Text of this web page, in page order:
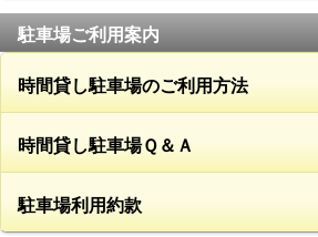
駐車場ご利用案内
時間貸し駐車場のご利用方法
時間貸し駐車場Ｑ＆Ａ
駐車場利用約款